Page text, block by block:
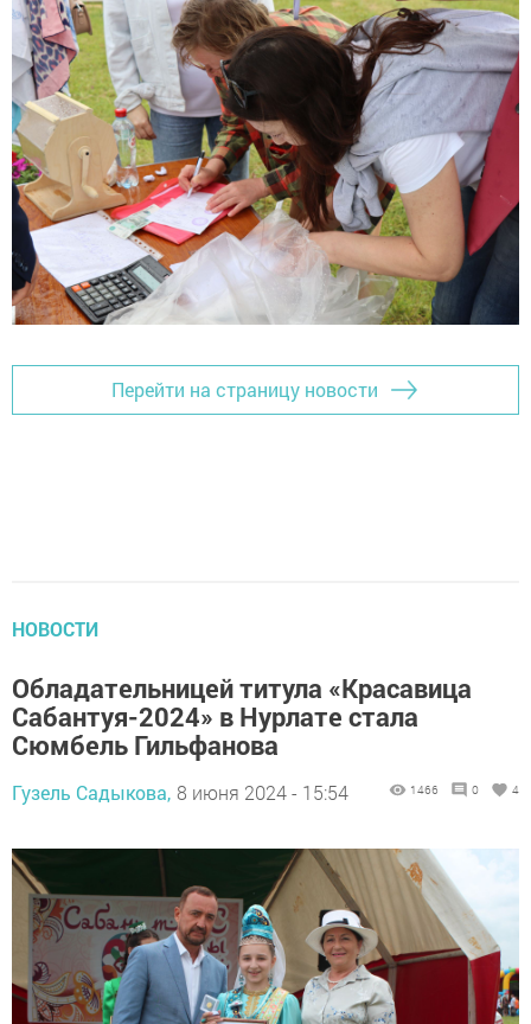
Перейти на страницу новости
НОВОСТИ
Обладательницей титула «Красавица
Сабантуя-2024» в Нурлате стала
Сюмбель Гильфанова
Гузель Садыкова, 8 июня 2024 - 15:54 1466 0 4